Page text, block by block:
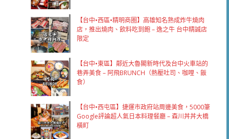
【台中•西區•精明商圈】高雄知名熟成炸牛燒肉
店，推出燒肉、飲料吃到飽 – 逸之牛 台中精誠店
限定
【台中•東區】鄰近大魯閣新時代及台中火車站的
巷弄美食 – 阿飛BRUNCH（熱壓吐司、咖哩、飯
食）
【台中•西屯區】捷運市政府站周邊美食，5000筆
Google評論超人氣日本料理餐廳 – 森川丼丼大橋
橫町